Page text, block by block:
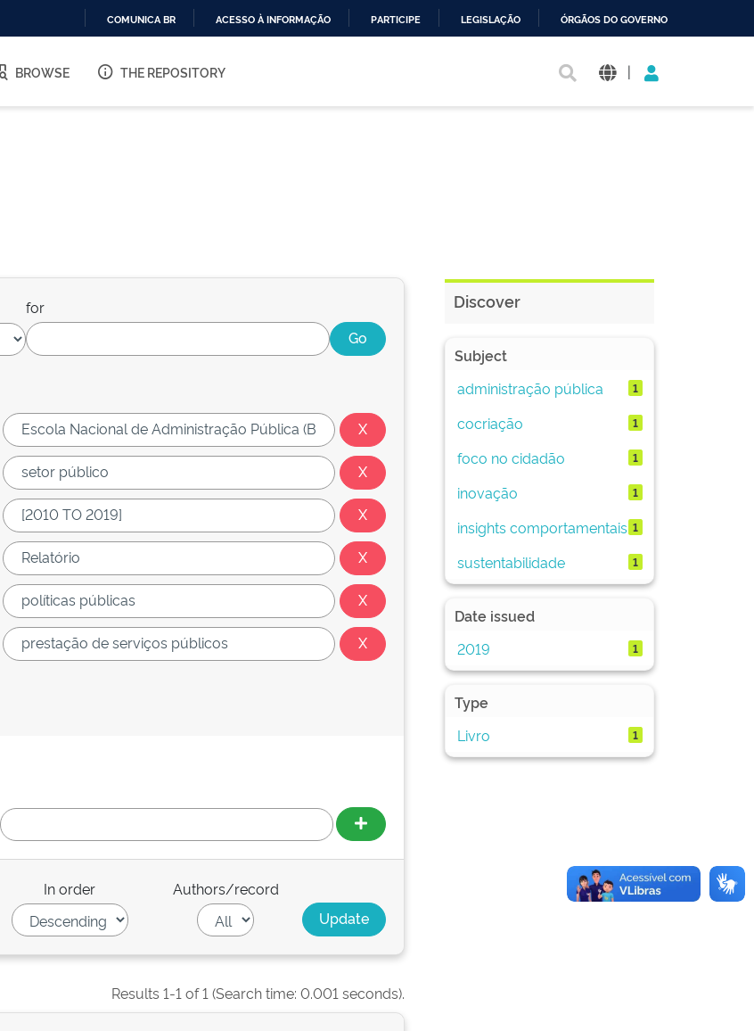
O
COMUNICA BR ACESSO À INFORMAÇÃO PARTICIPE LEGISLAÇÃO ÓRGÃOS DO GOVERNO
BROWSE THE REPOSITORY |
for
In order Authors/record
Results 1-1 of 1 (Search time: 0.001 seconds).
Discover
Subject
administração pública
1
cocriação 1
foco no cidadão 1
inovação 1
insights comportamentais 1
sustentabilidade 1
Date issued
2019
1
Type
Livro
1